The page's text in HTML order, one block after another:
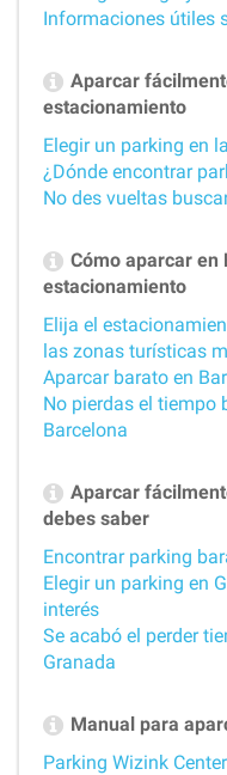
Informaciones útiles
Aparcar
estacionamiento
Elegir un parking en
¿Dónde encontrar
No des vueltas
Cómo aparcar en
estacionamiento
Elija el
las zonas turísticas
Aparcar barato en
No pierdas el tiempo
Barcelona
Aparcar
debes saber
Encontrar parking
Elegir un parking en
interés
Se acabó el perder
Granada
Manual para
Parking Wizink